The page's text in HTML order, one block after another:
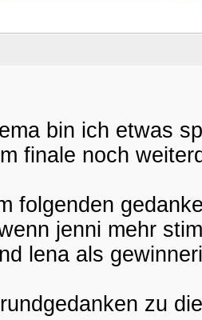
bin ich etwas
finale noch
folgenden
jenni mehr
lena als
zu